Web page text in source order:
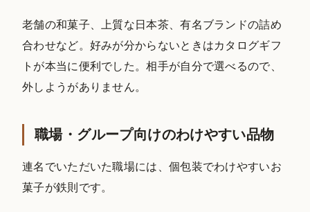
老舗の和菓子、上質な日本茶、有名ブランドの詰め
合わせなど。好みが分からないときはカタログギフ
トが本当に便利でした。相手が自分で選べるので、
外しようがありません。
職場・グループ向けのわけやすい品物
連名でいただいた職場には、個包装でわけやすいお
菓子が鉄則です。